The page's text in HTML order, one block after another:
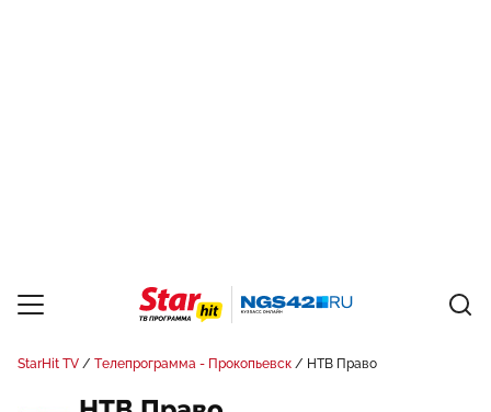
StarHit TV Телепрограмма - Прокопьевск НТВ Право